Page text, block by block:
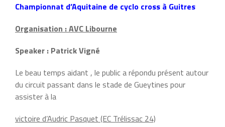
Championnat d’Aquitaine de cyclo cross à Guitres
Organisation : AVC Libourne
Speaker : Patrick Vigné
Le beau temps aidant , le public a répondu présent autour
du circuit passant dans le stade de Gueytines pour
assister à la
victoire d’Audric Pasquet (EC Trélissac 24)